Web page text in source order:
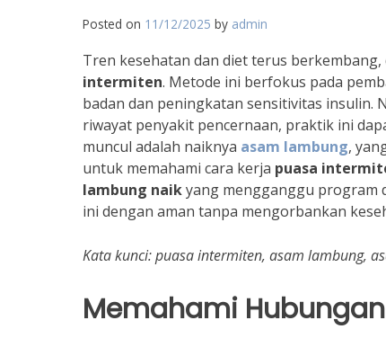
Posted on 11/12/2025 by admin
Tren kesehatan dan diet terus
intermiten. Metode ini berfokus pada
badan dan peningkatan sensitivitas insulin.
riwayat penyakit pencernaan, praktik ini
muncul adalah naiknya asam lambung,
untuk memahami cara kerja puasa
lambung naikyang mengganggu program
ini dengan aman tanpa mengorbankan
Kata kunci: puasa intermiten, asam lambung,
Memahami